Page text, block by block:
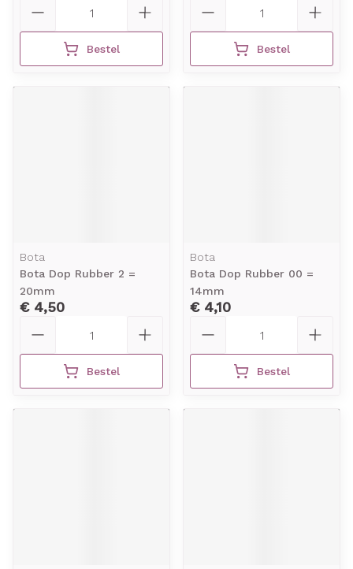
Bestel Bestel
Bota
Bota Dop Rubber 2 =
20mm
€ 4,50
Bestel
Bota
Bota Dop Rubber 00 =
14mm
€ 4,10
Bestel